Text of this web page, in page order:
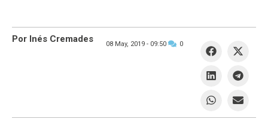
Por Inés Cremades 08 May, 2019 - 09:50 0